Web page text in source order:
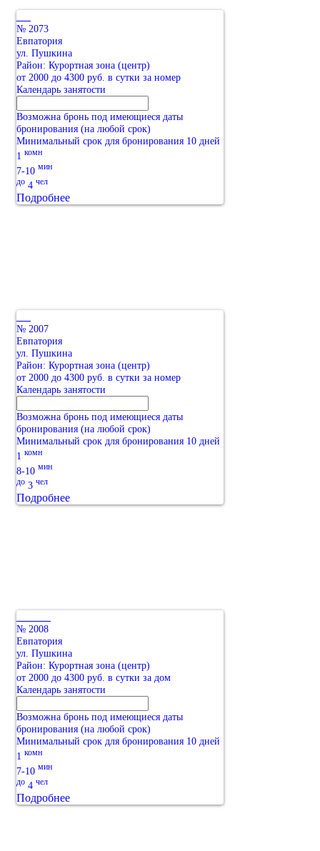
№ 2073
Евпатория
ул. Пушкина
Район: Курортная зона (центр)
от 2000 до 4300 руб. в сутки за номер
Календарь занятости
Возможна бронь под имеющиеся даты
бронирования (на любой срок)
Минимальный срок для бронирования 10 дней
1 комн
7-10 мин
до 4 чел
Подробнее
№ 2007
Евпатория
ул. Пушкина
Район: Курортная зона (центр)
от 2000 до 4300 руб. в сутки за номер
Календарь занятости
Возможна бронь под имеющиеся даты
бронирования (на любой срок)
Минимальный срок для бронирования 10 дней
1 комн
8-10 мин
до 3 чел
Подробнее
№ 2008
Евпатория
ул. Пушкина
Район: Курортная зона (центр)
от 2000 до 4300 руб. в сутки за дом
Календарь занятости
Возможна бронь под имеющиеся даты
бронирования (на любой срок)
Минимальный срок для бронирования 10 дней
1 комн
7-10 мин
до 4 чел
Подробнее